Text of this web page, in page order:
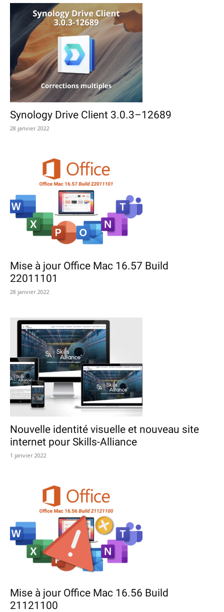
Synology Drive Client 3.0.3–12689
28 janvier 2022
Mise à jour Office Mac 16.57 Build
22011101
28 janvier 2022
Nouvelle identité visuelle et nouveau site
internet pour Skills-Alliance
1 janvier 2022
Mise à jour Office Mac 16.56 Build
21121100